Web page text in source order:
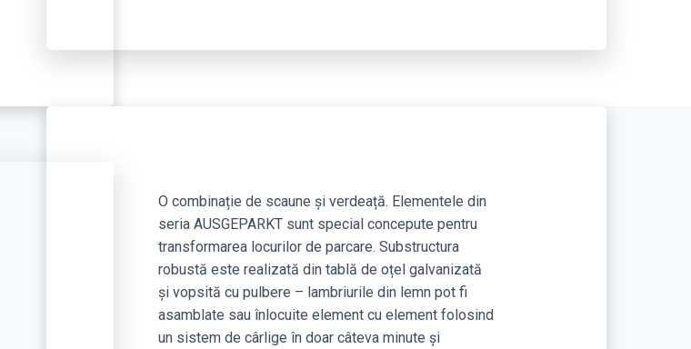
O combinație de scaune și verdeață. Elementele din
seria AUSGEPARKT sunt special concepute pentru
transformarea locurilor de parcare. Substructura
robustă este realizată din tablă de oțel galvanizată
și vopsită cu pulbere – lambriurile din lemn pot fi
asamblate sau înlocuite element cu element folosind
un sistem de cârlige în doar câteva minute și